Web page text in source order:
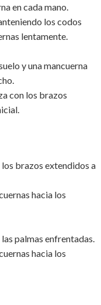
en cada mano.
los codos
lentamente.
y una mancuerna
con los brazos
los brazos extendidos a
hacia los
palmas enfrentadas.
hacia los